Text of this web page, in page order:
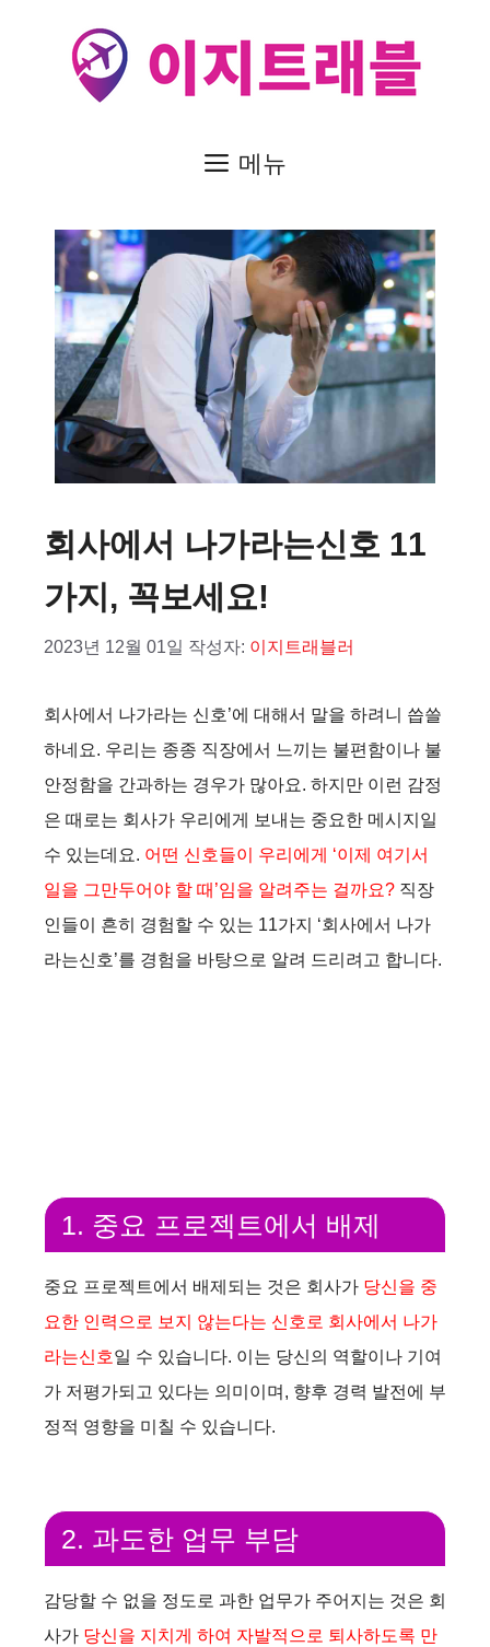
메뉴
회사에서 나가라는신호 11
가지, 꼭보세요!
2023년 12월 01일 작성자: 이지트래블러
회사에서 나가라는 신호’에 대해서 말을 하려니 씁쓸
하네요. 우리는 종종 직장에서 느끼는 불편함이나 불
안정함을 간과하는 경우가 많아요. 하지만 이런 감정
은 때로는 회사가 우리에게 보내는 중요한 메시지일
수 있는데요. 어떤 신호들이 우리에게 ‘이제 여기서
일을 그만두어야 할 때’임을 알려주는 걸까요? 직장
인들이 흔히 경험할 수 있는 11가지 ‘회사에서 나가
라는신호’를 경험을 바탕으로 알려 드리려고 합니다.
1. 중요 프로젝트에서 배제
중요 프로젝트에서 배제되는 것은 회사가 당신을 중
요한 인력으로 보지 않는다는 신호로 회사에서 나가
라는신호일 수 있습니다. 이는 당신의 역할이나 기여
가 저평가되고 있다는 의미이며, 향후 경력 발전에 부
정적 영향을 미칠 수 있습니다.
2. 과도한 업무 부담
감당할 수 없을 정도로 과한 업무가 주어지는 것은 회
사가 당신을 지치게 하여 자발적으로 퇴사하도록 만